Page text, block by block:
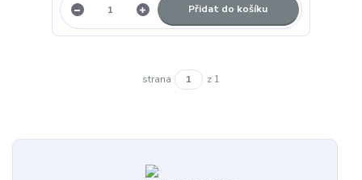
Přidat do košíku
strana z 1